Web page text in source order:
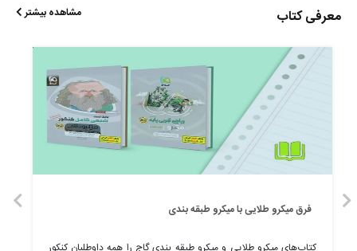
معرفی کتاب مشاهده بیشتر
فرق میکرو طلایی با میکرو طبقه بندی
کتاب‌های میکرو طلایی و میکرو طبقه بندی گاج را همه داوطلبان کنکور